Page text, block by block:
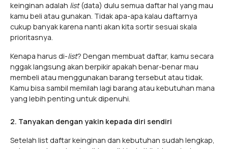
keinginan adalah list(data) dulu semua daftar hal yang mau
kamu beli atau gunakan. Tidak apa-apa kalau daftarnya
cukup banyak karena nanti akan kita sortir sesuai skala
prioritasnya.
Kenapa harus di-list? Dengan membuat daftar, kamu secara
nggak langsung akan berpikir apakah benar-benar mau
membeli atau menggunakan barang tersebut atau tidak.
Kamu bisa sambil memilah lagi barang atau kebutuhan mana
yang lebih penting untuk dipenuhi.
2. Tanyakan dengan yakin kepada diri sendiri
Setelah list daftar keinginan dan kebutuhan sudah lengkap,